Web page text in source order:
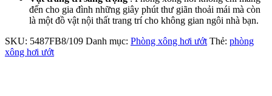
đến cho gia đình những giây phút thư giãn thoải mái mà còn
là một đồ vật nội thất trang trí cho không gian ngôi nhà bạn.
SKU: 5487FB8/109 Danh mục: Phòng xông hơi ướt Thẻ: phòng
xông hơi ướt